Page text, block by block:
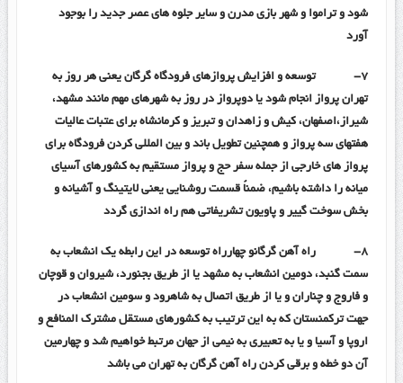
شود و تراموا و شهر بازی مدرن و سایر جلوه های عصر جدید را بوجود
آورد
۷-
توسعه و افزایش پروازهای فرودگاه گرگان یعنی هر روز به
تهران پرواز انجام شود یا دوپرواز در روز به شهرهای مهم مانند مشهد،
شیراز،اصفهان، کیش و زاهدان و تبریز و کرمانشاه برای عتبات عالیات
هفتهای سه پرواز و همچنین تطویل باند و بین المللی کردن فرودگاه برای
پرواز های خارجی از جمله سفر حج و پرواز مستقیم به کشورهای آسیای
میانه را داشته باشیم، ضمناً قسمت روشنایی یعنی لایتینگ و آشیانه و
بخش سوخت گییر و پاویون تشریفاتی هم راه اندازی گردد
۸-
راه آهن گرگانو چهارراه توسعه در این رابطه یک انشعاب به
سمت گنبد، دومین انشعاب به مشهد یا از طریق بجنورد، شیروان و قوچان
و فاروج و چناران و یا از طریق اتصال به شاهرود و سومین انشعاب در
جهت ترکمنستان که به این ترتیب به کشورهای مستقل مشترک المنافع و
اروپا و آسیا و یا به تعبیری به نیمی از جهان مرتبط خواهیم شد و چهارمین
آن دو خطه و برقی کردن راه آهن گرگان به تهران می باشد